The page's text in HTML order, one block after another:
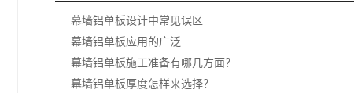
幕墙铝单板设计中常见误区
幕墙铝单板应用的广泛
幕墙铝单板施工准备有哪几方面？
幕墙铝单板厚度怎样来选择？